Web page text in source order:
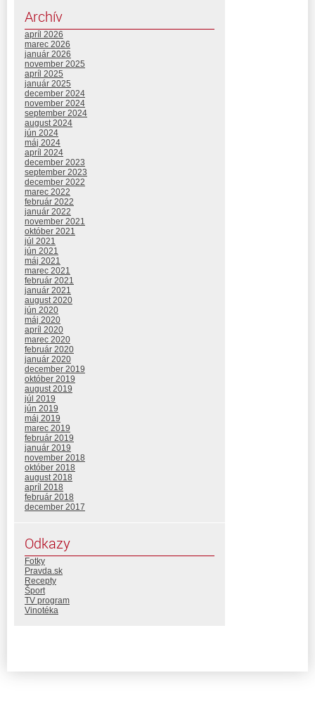
Archív
apríl 2026
marec 2026
január 2026
november 2025
apríl 2025
január 2025
december 2024
november 2024
september 2024
august 2024
jún 2024
máj 2024
apríl 2024
december 2023
september 2023
december 2022
marec 2022
február 2022
január 2022
november 2021
október 2021
júl 2021
jún 2021
máj 2021
marec 2021
február 2021
január 2021
august 2020
jún 2020
máj 2020
apríl 2020
marec 2020
február 2020
január 2020
december 2019
október 2019
august 2019
júl 2019
jún 2019
máj 2019
marec 2019
február 2019
január 2019
november 2018
október 2018
august 2018
apríl 2018
február 2018
december 2017
Odkazy
Fotky
Pravda.sk
Recepty
Šport
TV program
Vinotéka